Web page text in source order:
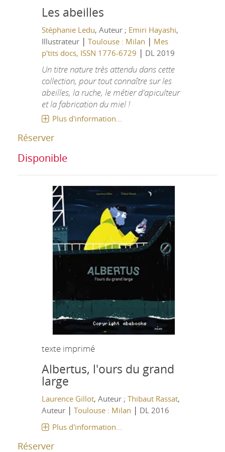
Les abeilles
Stéphanie Ledu, Auteur ; Emiri Hayashi,
Illustrateur | Toulouse : Milan | Mes
p'tits docs, ISSN 1776-6729 | DL 2019
Un titre nature très attendu dans cette
collection, pour tout connaître sur les
abeilles, la ruche, le métier d'apiculteur
et la fabrication du miel !
Plus d'information...
Réserver
Disponible
texte imprimé
Albertus, l'ours du grand
large
Laurence Gillot, Auteur ; Thibaut Rassat,
Auteur | Toulouse : Milan | DL 2016
Plus d'information...
Réserver